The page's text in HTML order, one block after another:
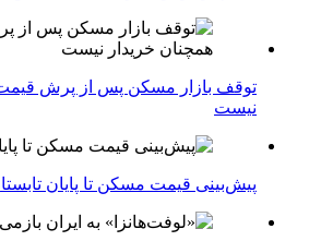
توقف بازار مسکن پس از پرش
نیست
پیش‌بینی قیمت مسکن تا پایان تابستان